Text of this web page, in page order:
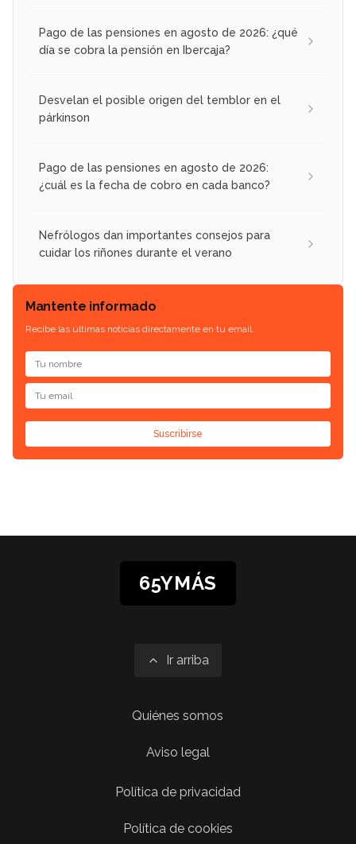
Pago de las pensiones en agosto de 2026: ¿qué
día se cobra la pensión en Ibercaja?
Desvelan el posible origen del temblor en el
párkinson
Pago de las pensiones en agosto de 2026:
¿cuál es la fecha de cobro en cada banco?
Nefrólogos dan importantes consejos para
cuidar los riñones durante el verano
Mantente informado
Recibe las últimas noticias directamente en tu email.
Suscribirse
65YMÁS
Ir arriba
Quiénes somos
Aviso legal
Política de privacidad
Política de cookies